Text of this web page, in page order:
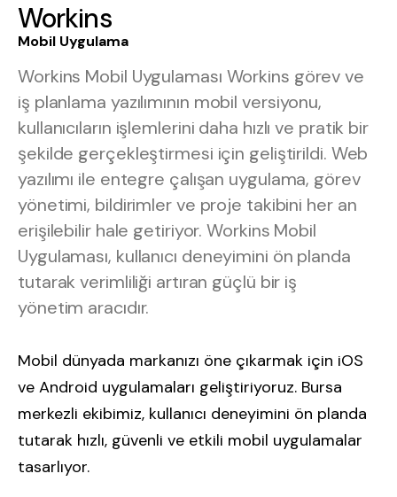
Workins
Mobil Uygulama
Workins Mobil Uygulaması Workins görev ve
iş planlama yazılımının mobil versiyonu,
kullanıcıların işlemlerini daha hızlı ve pratik bir
şekilde gerçekleştirmesi için geliştirildi. Web
yazılımı ile entegre çalışan uygulama, görev
yönetimi, bildirimler ve proje takibini her an
erişilebilir hale getiriyor. Workins Mobil
Uygulaması, kullanıcı deneyimini ön planda
tutarak verimliliği artıran güçlü bir iş
yönetim aracıdır.
Mobil dünyada markanızı öne çıkarmak için iOS
ve Android uygulamaları geliştiriyoruz. Bursa
merkezli ekibimiz, kullanıcı deneyimini ön planda
tutarak hızlı, güvenli ve etkili mobil uygulamalar
tasarlıyor.